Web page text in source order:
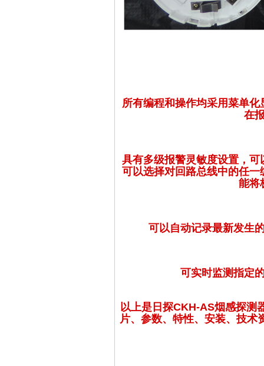
所有编程和操作均采用菜单
在
具有多级报警灵敏度设置，
可以选择对回路总线中的任
能将
可以自动记录最新发生
可实时监测指定
以上是日探CKH-AS烟感探测
片、参数、特性、安装、技术